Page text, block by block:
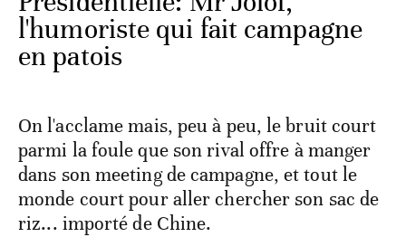
l'humoriste qui fait campagne
en patois
On l'acclame mais, peu à peu, le bruit court
parmi la foule que son rival offre à manger
dans son meeting de campagne, et tout le
monde court pour aller chercher son sac de
riz... importé de Chine.